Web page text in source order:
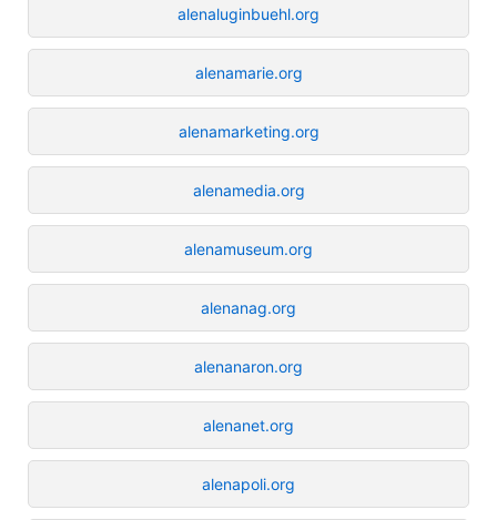
alenaluginbuehl.org
alenamarie.org
alenamarketing.org
alenamedia.org
alenamuseum.org
alenanag.org
alenanaron.org
alenanet.org
alenapoli.org